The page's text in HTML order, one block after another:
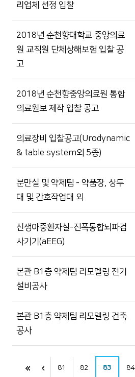
리업체 선정 입찰
2018년 순천향대학교 중앙의료
원 교직원 단체상해보험 입찰 공
고
2018년 순천향중앙의료원 통합
의료원보 제작 입찰 공고
의료장비 입찰공고(Urodynamic
& table system외 5종)
분만실 및 약제팀 - 약품장, 상두
대 및 간호작업대 외
신생아중환자실-진폭통합뇌파검
사기기(aEEG)
본관 B1층 약제팀 리모델링 전기
설비공사
본관 B1층 약제팀 리모델링 건축
공사
81 82 83 84